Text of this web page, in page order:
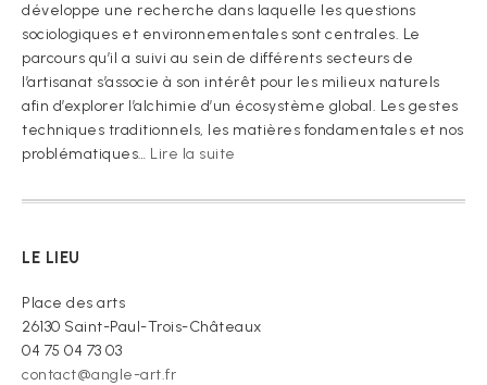
développe une recherche dans laquelle les questions
sociologiques et environnementales sont centrales. Le
parcours qu’il a suivi au sein de différents secteurs de
l’artisanat s’associe à son intérêt pour les milieux naturels
afin d’explorer l’alchimie d’un écosystème global. Les gestes
techniques traditionnels, les matières fondamentales et nos
problématiques… Lire la suite
vous
LE LIEU
Place des arts
26130 Saint-Paul-Trois-Châteaux
04 75 04 73 03
contact@angle-art.fr